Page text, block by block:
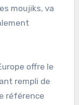
moujiks, va
offre le
rempli de
référence